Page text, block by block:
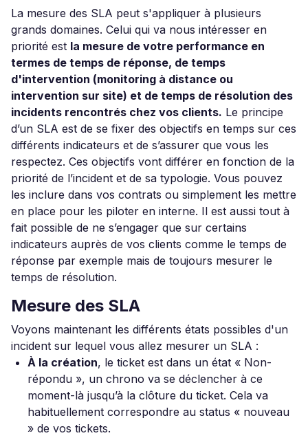
La mesure des SLA peut s'appliquer à plusieurs
grands domaines. Celui qui va nous intéresser en
priorité est la mesure de votre performance en
termes de temps de réponse, de temps
d'intervention (monitoring à distance ou
intervention sur site) et de temps de résolution des
incidents rencontrés chez vos clients. Le principe
d’un SLA est de se fixer des objectifs en temps sur ces
différents indicateurs et de s’assurer que vous les
respectez. Ces objectifs vont différer en fonction de la
priorité de l’incident et de sa typologie. Vous pouvez
les inclure dans vos contrats ou simplement les mettre
en place pour les piloter en interne. Il est aussi tout à
fait possible de ne s’engager que sur certains
indicateurs auprès de vos clients comme le temps de
réponse par exemple mais de toujours mesurer le
temps de résolution.
Mesure des SLA
Voyons maintenant les différents états possibles d'un
incident sur lequel vous allez mesurer un SLA :
À la création, le ticket est dans un état « Non-
répondu », un chrono va se déclencher à ce
moment-là jusqu’à la clôture du ticket. Cela va
habituellement correspondre au status « nouveau
» de vos tickets.